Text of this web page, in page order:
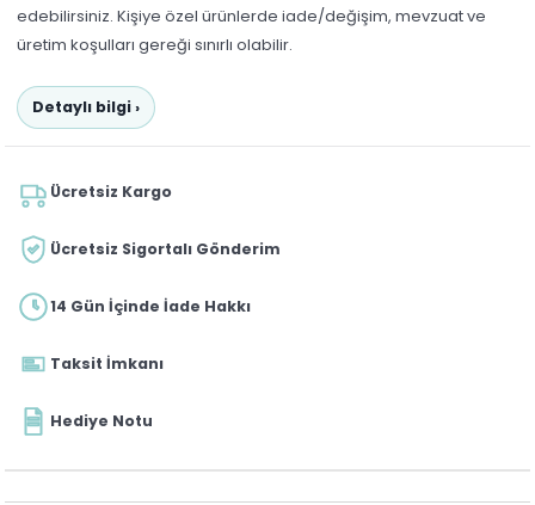
edebilirsiniz. Kişiye özel ürünlerde iade/değişim, mevzuat ve
üretim koşulları gereği sınırlı olabilir.
Detaylı bilgi ›
Ücretsiz Kargo
Ücretsiz Sigortalı Gönderim
14 Gün İçinde İade Hakkı
Taksit İmkanı
Hediye Notu